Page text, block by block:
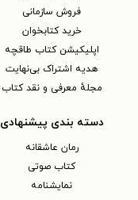
فروش سازمانی
خرید کتابخوان
اپلیکیشن کتاب طاقچه
هدیه اشتراک بی‌نهایت
مجلهٔ معرفی و نقد کتاب
دسته بندی پیشنهادی
رمان عاشقانه
کتاب‌ صوتی
نمایشنامه